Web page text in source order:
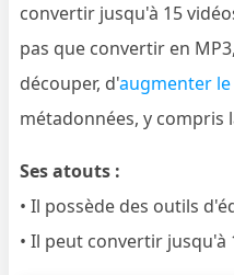
convertir jusqu'à 15
pas que convertir en
découper, d'augmenter
métadonnées, y compris
Ses atouts :
• Il possède des outils
• Il peut convertir jusqu'à